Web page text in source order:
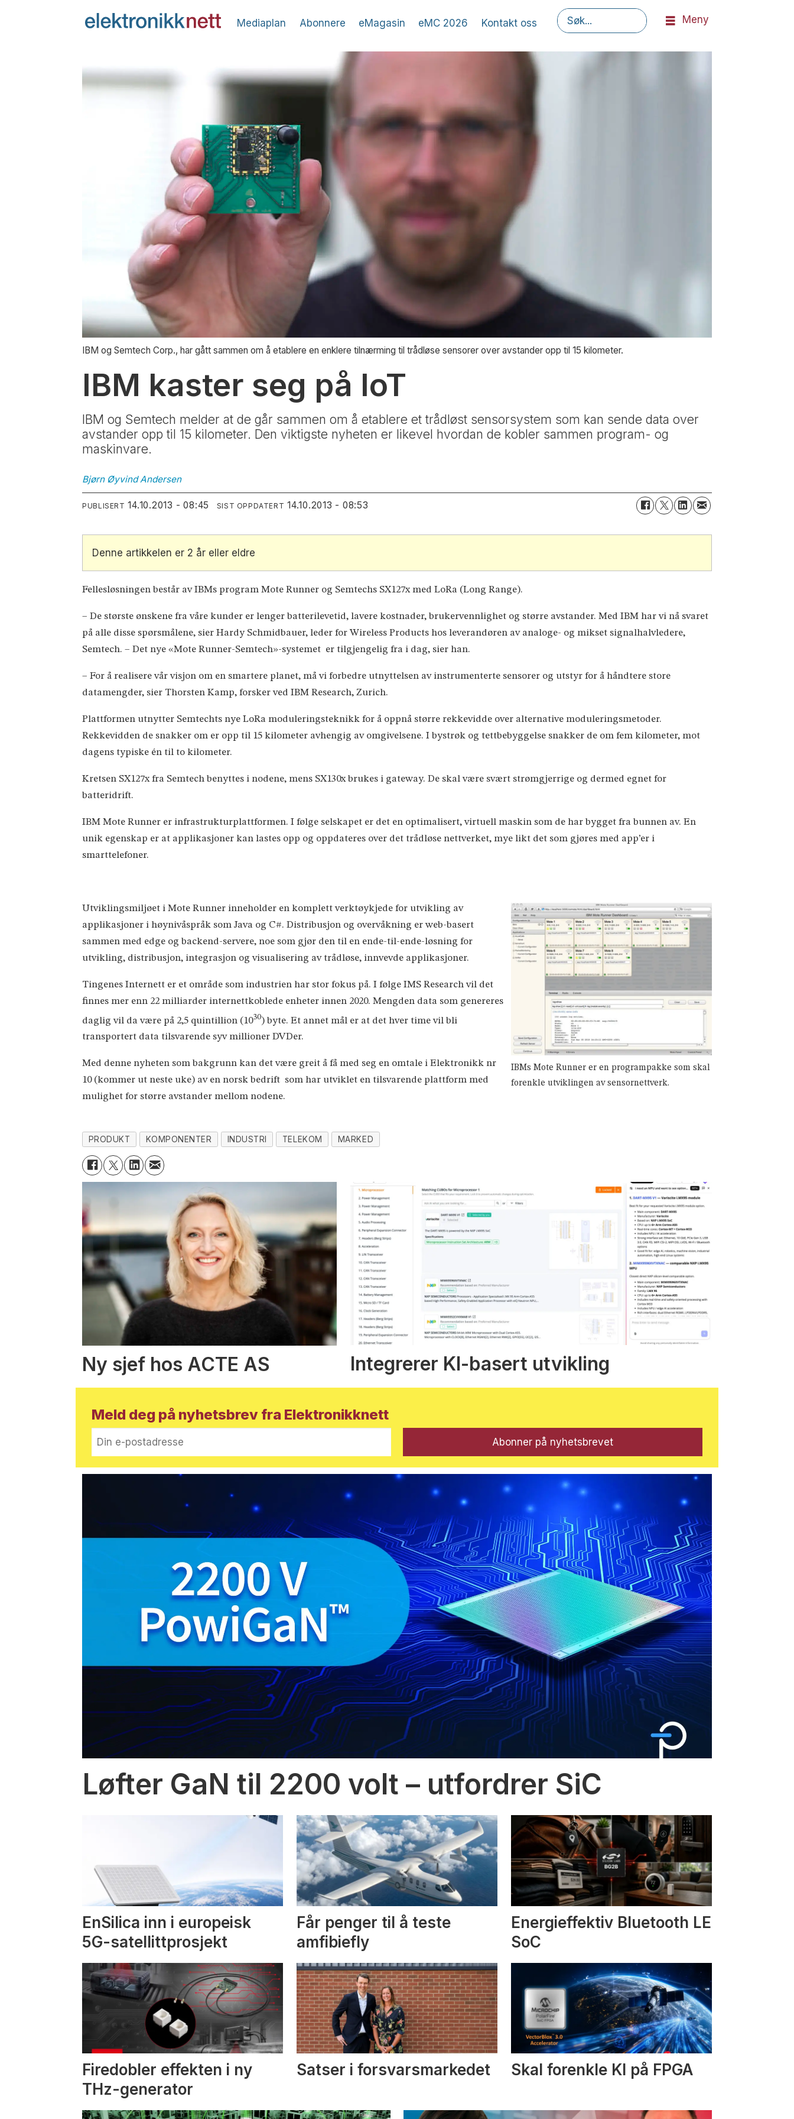
Mediaplan Abonnere eMagasin eMC 2026 Kontakt oss Søk
Meny
IBM og Semtech Corp., har gått sammen om å etablere en enklere tilnærming til trådløse sensorer over avstander opp til 15 kilometer.
IBM kaster seg på IoT
IBM og Semtech melder at de går sammen om å etablere et trådløst sensorsystem som kan sende data over
avstander opp til 15 kilometer. Den viktigste nyheten er likevel hvordan de kobler sammen program- og
maskinvare.
Bjørn Øyvind Andersen
PUBLISERT 14.10.2013 - 08:45 SIST OPPDATERT 14.10.2013 - 08:53
Denne artikkelen er 2 år eller eldre
Fellesløsningen består av IBMs program Mote Runner og Semtechs SX127x med LoRa (Long Range).
– De største ønskene fra våre kunder er lenger batterilevetid, lavere kostnader, brukervennlighet og større avstander. Med IBM har vi nå svaret
på alle disse spørsmålene, sier Hardy Schmidbauer, leder for Wireless Products hos leverandøren av analoge- og mikset signalhalvledere,
Semtech. – Det nye «Mote Runner-Semtech»-systemet er tilgjengelig fra i dag, sier han.
– For å realisere vår visjon om en smartere planet, må vi forbedre utnyttelsen av instrumenterte sensorer og utstyr for å håndtere store
datamengder, sier Thorsten Kamp, forsker ved IBM Research, Zurich.
Plattformen utnytter Semtechts nye LoRa moduleringsteknikk for å oppnå større rekkevidde over alternative moduleringsmetoder.
Rekkevidden de snakker om er opp til 15 kilometer avhengig av omgivelsene. I bystrøk og tettbebyggelse snakker de om fem kilometer, mot
dagens typiske én til to kilometer.
Kretsen SX127x fra Semtech benyttes i nodene, mens SX130x brukes i gateway. De skal være svært strømgjerrige og dermed egnet for
batteridrift.
IBM Mote Runner er infrastrukturplattformen. I følge selskapet er det en optimalisert, virtuell maskin som de har bygget fra bunnen av. En
unik egenskap er at applikasjoner kan lastes opp og oppdateres over det trådløse nettverket, mye likt det som gjøres med app’er i
smarttelefoner.
IBMs Mote Runner er en programpakke som skal
forenkle utviklingen av sensornettverk.
Utviklingsmiljøet i Mote Runner inneholder en komplett verktøykjede for utvikling av
applikasjoner i høynivåspråk som Java og C#. Distribusjon og overvåkning er web-basert
sammen med edge og backend-servere, noe som gjør den til en ende-til-ende-løsning for
utvikling, distribusjon, integrasjon og visualisering av trådløse, innvevde applikasjoner.
Tingenes Internett er et område som industrien har stor fokus på. I følge IMS Research vil det
finnes mer enn 22 milliarder internettkoblede enheter innen 2020. Mengden data som genereres
daglig vil da være på 2,5 quintillion (1030) byte. Et annet mål er at det hver time vil bli
transportert data tilsvarende syv millioner DVDer.
Med denne nyheten som bakgrunn kan det være greit å få med seg en omtale i Elektronikk nr
10 (kommer ut neste uke) av en norsk bedrift som har utviklet en tilsvarende plattform med
mulighet for større avstander mellom nodene.
PRODUKT KOMPONENTER INDUSTRI TELEKOM MARKED
Ny sjef hos ACTE AS Integrerer KI-basert utvikling
Meld deg på nyhetsbrev fra Elektronikknett
Løfter GaN til 2200 volt – utfordrer SiC
EnSilica inn i europeisk
5G-satellittprosjekt
Får penger til å teste
amfibiefly
Energieffektiv Bluetooth LE
SoC
Firedobler effekten i ny
THz-generator
Satser i forsvarsmarkedet Skal forenkle KI på FPGA